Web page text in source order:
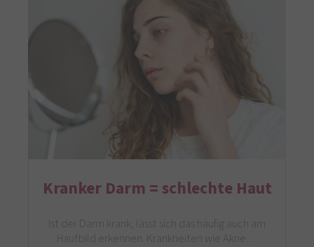
Kranker Darm = schlechte Haut
Ist der Darm krank, lässt sich das häufig auch am
Hautbild erkennen. Krankheiten wie Akne…